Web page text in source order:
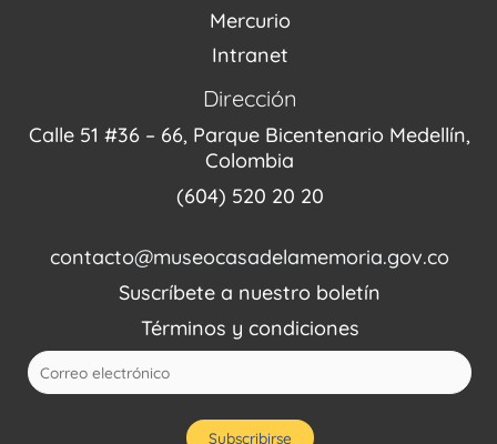
Mercurio
Intranet
Dirección
Calle 51 #36 – 66, Parque Bicentenario Medellín,
Colombia
(604) 520 20 20
contacto@museocasadelamemoria.gov.co
Suscríbete a nuestro boletín
Términos y condiciones